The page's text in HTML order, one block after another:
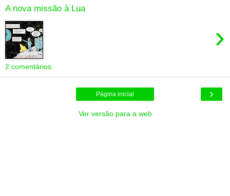
A nova missão à Lua
›
2 comentários:
›
Página inicial
Ver versão para a web